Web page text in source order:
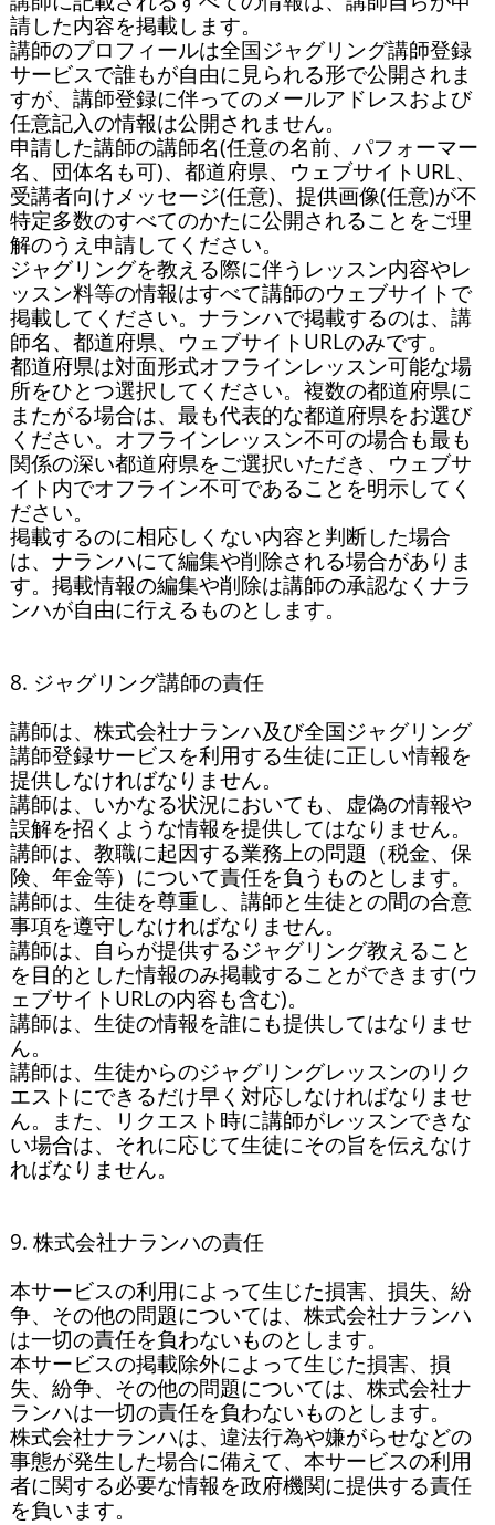
請した内容を掲載します。
講師のプロフィールは全国ジャグリング講師登録
サービスで誰もが自由に見られる形で公開されま
すが、講師登録に伴ってのメールアドレスおよび
任意記入の情報は公開されません。
申請した講師の講師名(任意の名前、パフォーマー
名、団体名も可)、都道府県、ウェブサイトURL、
受講者向けメッセージ(任意)、提供画像(任意)が不
特定多数のすべてのかたに公開されることをご理
解のうえ申請してください。
ジャグリングを教える際に伴うレッスン内容やレ
ッスン料等の情報はすべて講師のウェブサイトで
掲載してください。ナランハで掲載するのは、講
師名、都道府県、ウェブサイトURLのみです。
都道府県は対面形式オフラインレッスン可能な場
所をひとつ選択してください。複数の都道府県に
またがる場合は、最も代表的な都道府県をお選び
ください。オフラインレッスン不可の場合も最も
関係の深い都道府県をご選択いただき、ウェブサ
イト内でオフライン不可であることを明示してく
ださい。
掲載するのに相応しくない内容と判断した場合
は、ナランハにて編集や削除される場合がありま
す。掲載情報の編集や削除は講師の承認なくナラ
ンハが自由に行えるものとします。
8. ジャグリング講師の責任
講師は、株式会社ナランハ及び全国ジャグリング
講師登録サービスを利用する生徒に正しい情報を
提供しなければなりません。
講師は、いかなる状況においても、虚偽の情報や
誤解を招くような情報を提供してはなりません。
講師は、教職に起因する業務上の問題（税金、保
険、年金等）について責任を負うものとします。
講師は、生徒を尊重し、講師と生徒との間の合意
事項を遵守しなければなりません。
講師は、自らが提供するジャグリング教えること
を目的とした情報のみ掲載することができます(ウ
ェブサイトURLの内容も含む)。
講師は、生徒の情報を誰にも提供してはなりませ
ん。
講師は、生徒からのジャグリングレッスンのリク
エストにできるだけ早く対応しなければなりませ
ん。また、リクエスト時に講師がレッスンできな
い場合は、それに応じて生徒にその旨を伝えなけ
ればなりません。
9. 株式会社ナランハの責任
本サービスの利用によって生じた損害、損失、紛
争、その他の問題については、株式会社ナランハ
は一切の責任を負わないものとします。
本サービスの掲載除外によって生じた損害、損
失、紛争、その他の問題については、株式会社ナ
ランハは一切の責任を負わないものとします。
株式会社ナランハは、違法行為や嫌がらせなどの
事態が発生した場合に備えて、本サービスの利用
者に関する必要な情報を政府機関に提供する責任
を負います。